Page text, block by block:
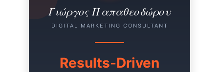
Γιώργος Παπαθεοδώρου
DIGITAL MARKETING CONSULTANT
Results-Driven